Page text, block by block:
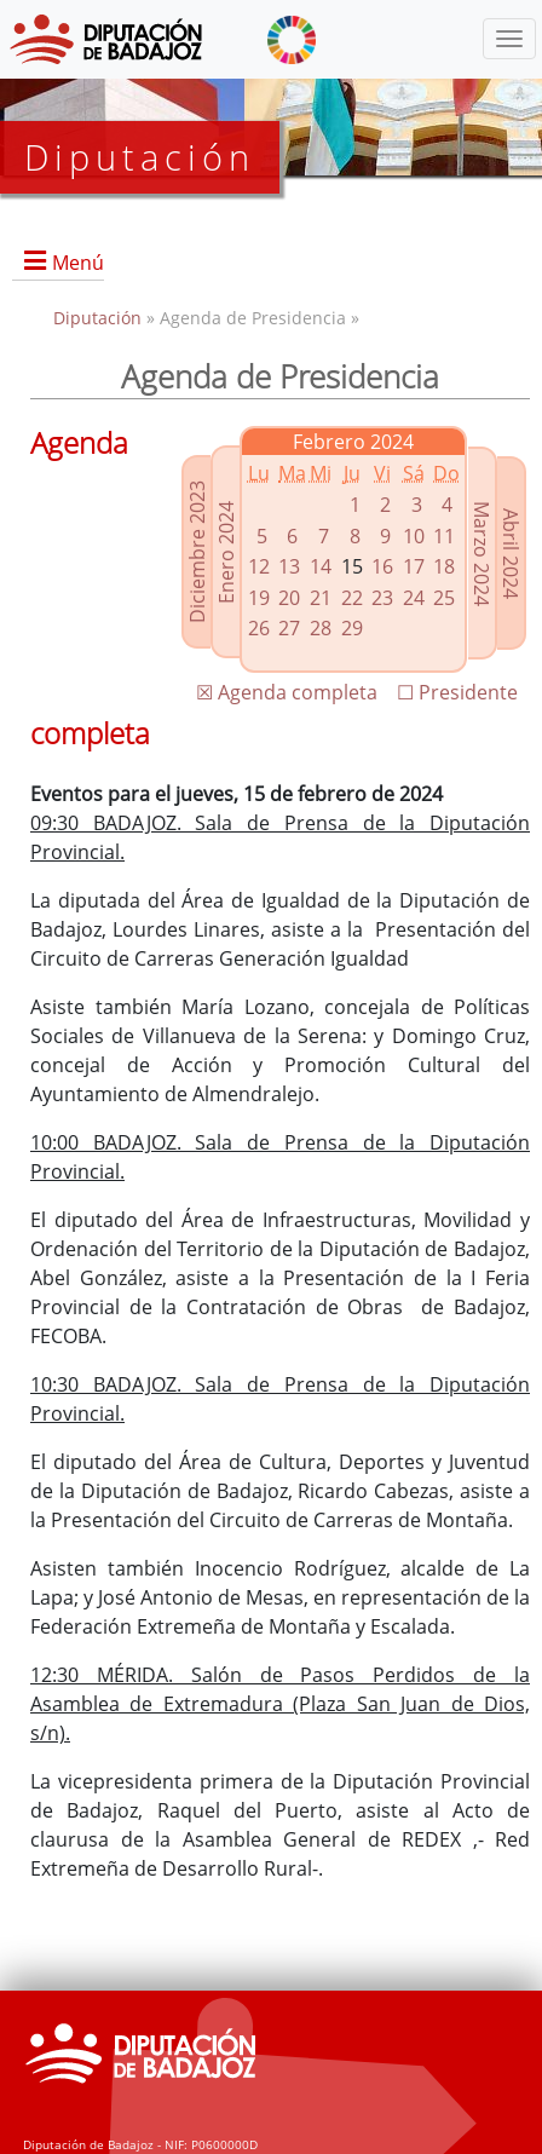
Diputación
Menú
Presidencia
Grupos Políticos
Enlaces relacionados
Agenda de Presidencia
Plenos provinciales y Juntas de gobierno
Oficina de Proyectos Europeos
Diputación » Agenda de Presidencia »
Agenda de Presidencia
Diciembre 2023Enero 2024
Febrero 2024
Lu Ma Mi Ju Vi Sá Do
1
2 3
4
5
6 7 8 9 10 11
12 13 14 15 16 17 18
19 20 21 22 23 24 25
26 27 28 29
Abril 2024
Marzo 2024
☐ Presidente
☒ Agenda completa
Agenda
completa
Eventos para el jueves, 15 de febrero de 2024
09:30 BADAJOZ. Sala de Prensa de la Diputación
Provincial.
La diputada del Área de Igualdad de la Diputación de
Badajoz, Lourdes Linares, asiste a la Presentación del
Circuito de Carreras Generación Igualdad
Asiste también María Lozano, concejala de Políticas
Sociales de Villanueva de la Serena: y Domingo Cruz,
concejal de Acción y Promoción Cultural del
Ayuntamiento de Almendralejo.
10:00 BADAJOZ. Sala de Prensa de la Diputación
Provincial.
El diputado del Área de Infraestructuras, Movilidad y
Ordenación del Territorio de la Diputación de Badajoz,
Abel González, asiste a la Presentación de la I Feria
Provincial de la Contratación de Obras de Badajoz,
FECOBA.
10:30 BADAJOZ. Sala de Prensa de la Diputación
Provincial.
El diputado del Área de Cultura, Deportes y Juventud
de la Diputación de Badajoz, Ricardo Cabezas, asiste a
la Presentación del Circuito de Carreras de Montaña.
Asisten también Inocencio Rodríguez, alcalde de La
Lapa; y José Antonio de Mesas, en representación de la
Federación Extremeña de Montaña y Escalada.
12:30 MÉRIDA. Salón de Pasos Perdidos de la
Asamblea de Extremadura (Plaza San Juan de Dios,
s/n).
La vicepresidenta primera de la Diputación Provincial
de Badajoz, Raquel del Puerto, asiste al Acto de
claurusa de la Asamblea General de REDEX ,- Red
Extremeña de Desarrollo Rural-.
Diputación de Badajoz - NIF: P0600000D